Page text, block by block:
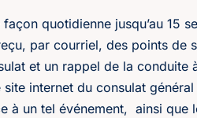
quotidienne jusqu’au 15
par courriel, des points de
et un rappel de la
internet du consulat
à un tel événement, ainsi que